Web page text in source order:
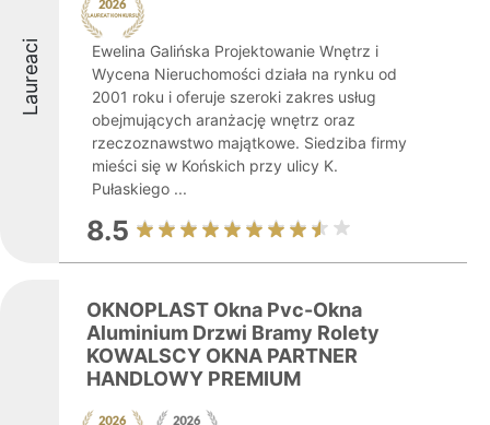
Laureaci
Ewelina Galińska Projektowanie Wnętrz i
Wycena Nieruchomości działa na rynku od
2001 roku i oferuje szeroki zakres usług
obejmujących aranżację wnętrz oraz
rzeczoznawstwo majątkowe. Siedziba firmy
mieści się w Końskich przy ulicy K.
Pułaskiego ...
8.5
OKNOPLAST Okna Pvc-Okna
Aluminium Drzwi Bramy Rolety
KOWALSCY OKNA PARTNER
HANDLOWY PREMIUM